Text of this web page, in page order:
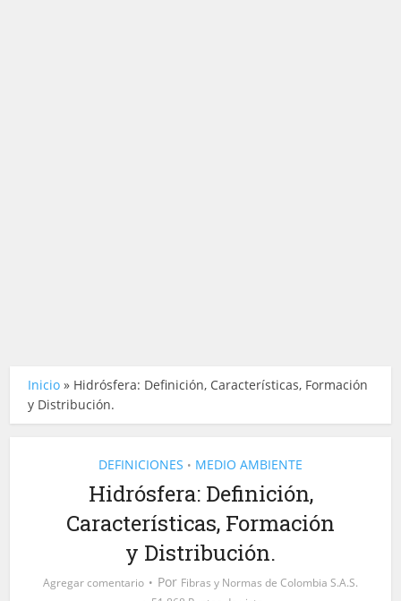
Inicio » Hidrósfera: Definición, Características, Formación
y Distribución.
DEFINICIONES • MEDIO AMBIENTE
Hidrósfera: Definición,
Características, Formación
y Distribución.
Agregar comentario Por Fibras y Normas de Colombia S.A.S.